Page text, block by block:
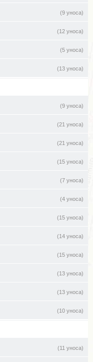
(9 уноса)
(12 уноса)
(5 уноса)
(13 уноса)
(9 уноса)
(21 уноса)
(21 уноса)
(15 уноса)
(7 уноса)
(4 уноса)
(15 уноса)
(14 уноса)
(15 уноса)
(13 уноса)
(13 уноса)
(10 уноса)
(11 уноса)